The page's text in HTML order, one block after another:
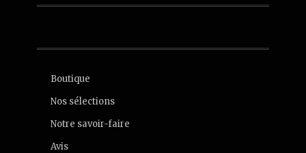
Boutique
Nos sélections
Notre savoir-faire
Avis